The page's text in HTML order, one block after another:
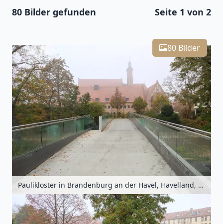
80 Bilder gefunden Seite 1 von 2
Zoomen mit Strg+Mausrad
+
−
80 Bilder
Paulikloster in Brandenburg an der Havel, Havelland, Brandenburg, Deutschland